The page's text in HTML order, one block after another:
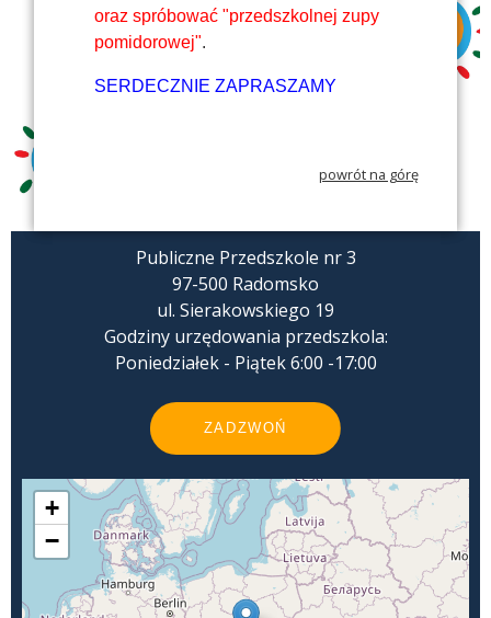
oraz spróbować "przedszkolnej zupy
pomidorowej".
SERDECZNIE ZAPRASZAMY
powrót na górę
Publiczne Przedszkole nr 3
97-500 Radomsko
ul. Sierakowskiego 19
Godziny urzędowania przedszkola:
Poniedziałek - Piątek 6:00 -17:00
ZADZWOŃ
+
−